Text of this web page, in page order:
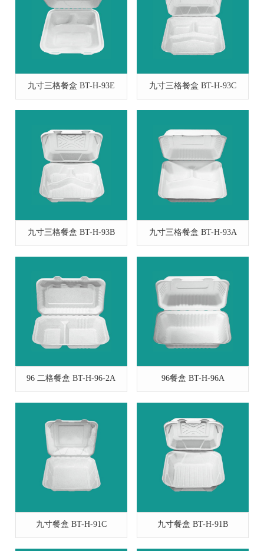
九寸三格餐盒 BT-H-93E 九寸三格餐盒 BT-H-93C
九寸三格餐盒 BT-H-93B 九寸三格餐盒 BT-H-93A
96 二格餐盒 BT-H-96-2A 96餐盒 BT-H-96A
九寸餐盒 BT-H-91C 九寸餐盒 BT-H-91B